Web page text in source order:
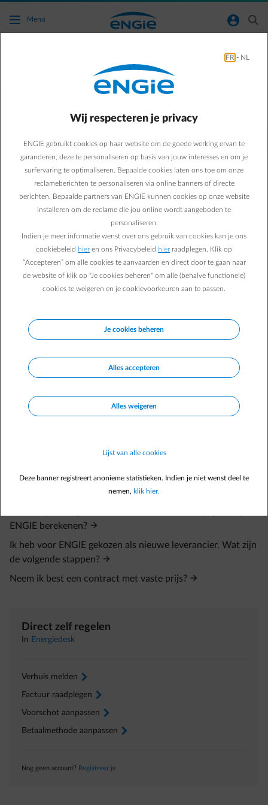
Ga naar de hoofdinhoud
Menu normal-account-circle search
Ik wil een contract afsluiten op de ENGIE-
website, ben ik verplicht mij te identificeren
Ja, sinds 9 juli 2024 wordt van onze niet-ingelogde klanten die via
onze website anoniem een contract willen afsluiten, gevraagd zich
te identificeren. We vragen nu om een digitale identificatie in dit
contractafsluitingsproces op de ENGIE-website. Deze identificatie
kan plaatsvinden via:
eID met kaartlezer
Voor klanten die inloggen op hun klantzone en een verhuizing
voorlopig niet worden gevraagd.
Veelgestelde vragen
contract voor mijn bedrijf (of omgekeerd). Hoe doe ik dat?
Hoe word ik klant voor een elektriciteits- en/of gascontract
elektriciteit, hoe doe ik dat?
Ik ben al klant voor elektriciteit en wil ook klant worden
voor aardgas, hoe doe ik dat?
ENGIE berekenen?
Ik heb voor ENGIE gekozen als nieuwe leverancier. Wat zijn
de volgende stappen?
Neem ik best een contract met vaste prijs?
Direct zelf regelen
In Energiedesk
Verhuis melden arrow-right
Factuur raadplegen arrow-right
Voorschot aanpassen arrow-right
Betaalmethode aanpassen arrow-right
Nog geen account? Registreer je
FR - NL
Wij respecteren je privacy
ENGIE gebruikt cookies op haar website om de goede werking ervan te
garanderen, deze te personaliseren op basis van jouw interesses en om je
surfervaring te optimaliseren. Bepaalde cookies laten ons toe om onze
reclameberichten te personaliseren via online banners of directe
berichten. Bepaalde partners van ENGIE kunnen cookies op onze website
installeren om de reclame die jou online wordt aangeboden te
personaliseren.
Indien je meer informatie wenst over ons gebruik van cookies kan je ons
cookiebeleid hier en ons Privacybeleid hier raadplegen. Klik op
“Accepteren” om alle cookies te aanvaarden en direct door te gaan naar
de website of klik op "Je cookies beheren" om alle (behalve functionele)
cookies te weigeren en je cookievoorkeuren aan te passen.
Je cookies beheren
Alles accepteren
Alles weigeren
Lijst van alle cookies
Deze banner registreert anonieme statistieken. Indien je niet wenst deel te
nemen, klik hier.